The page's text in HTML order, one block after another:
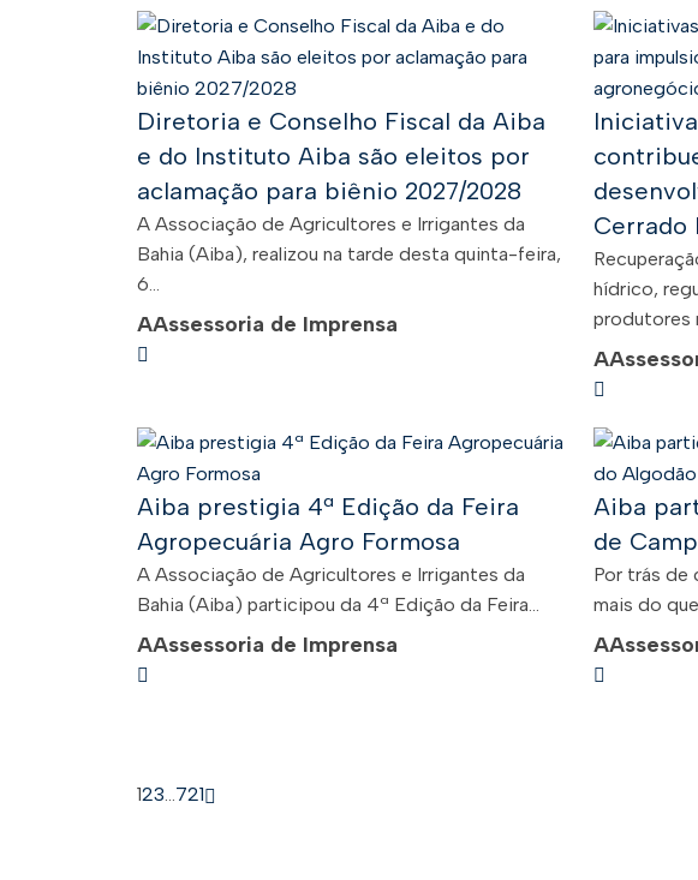
Diretoria e Conselho Fiscal da Aiba
e do Instituto Aiba são eleitos por
aclamação para biênio 2027/2028
A Associação de Agricultores e Irrigantes da
Bahia (Aiba), realizou na tarde desta quinta-feira,
6...
AAssessoria de Imprensa
Cerrado
hídrico,
produtores
A
Aiba prestigia 4ª Edição da Feira
Agropecuária Agro Formosa
A Associação de Agricultores e Irrigantes da
Bahia (Aiba) participou da 4ª Edição da Feira...
AAssessoria de Imprensa
Aiba
de
Por trás de
mais do
A
123…721